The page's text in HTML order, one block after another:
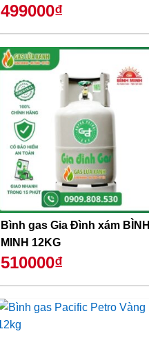
499000₫
Bình gas Gia Đình xám BÌNH
MINH 12KG
510000₫